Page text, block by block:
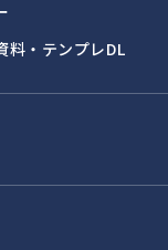
料・テンプレDL